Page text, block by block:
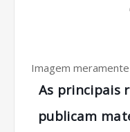
Imagem meramente
As principais
publicam